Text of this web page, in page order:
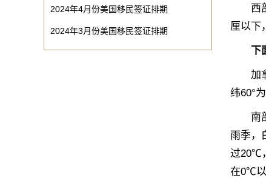
2024年4月份美国移民签证排期
2024年3月份美国移民签证排期
西部
厘以下
下
加拿
纬60°
南部
雨季，
过20℃
在0℃以